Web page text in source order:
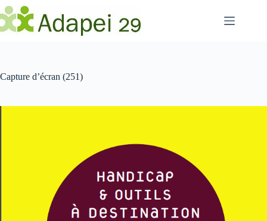
Passer
au
contenu
Capture d’écran (251)